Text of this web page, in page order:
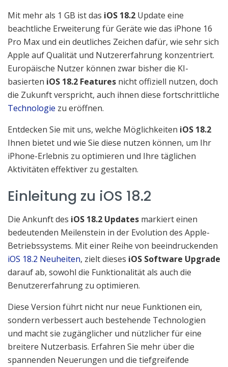
Mit mehr als 1 GB ist das iOS 18.2 Update eine
beachtliche Erweiterung für Geräte wie das iPhone 16
Pro Max und ein deutliches Zeichen dafür, wie sehr sich
Apple auf Qualität und Nutzererfahrung konzentriert.
Euro­päi­sche Nutzer können zwar bisher die KI-
basierten iOS 18.2 Features nicht offiziell nutzen, doch
die Zukunft verspricht, auch ihnen diese fortschrittliche
Technologie zu eröffnen.
Entdecken Sie mit uns, welche Möglichkeiten iOS 18.2
Ihnen bietet und wie Sie diese nutzen können, um Ihr
iPhone-Erlebnis zu optimieren und Ihre täglichen
Aktivitäten effektiver zu gestalten.
Einleitung zu iOS 18.2
Die Ankunft des iOS 18.2 Updates markiert einen
bedeutenden Meilenstein in der Evolution des Apple-
Betriebssystems. Mit einer Reihe von beeindruckenden
iOS 18.2 Neuheiten, zielt dieses iOS Software Upgrade
darauf ab, sowohl die Funktionalität als auch die
Benutzererfahrung zu optimieren.
Diese Version führt nicht nur neue Funktionen ein,
sondern verbessert auch bestehende Technologien
und macht sie zugänglicher und nützlicher für eine
breitere Nutzerbasis. Erfahren Sie mehr über die
spannenden Neuerungen und die tiefgreifende